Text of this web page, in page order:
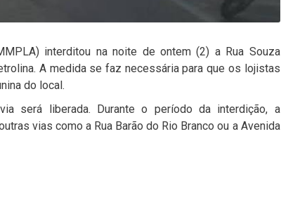
interditou na noite de ontem (2) a Rua Souza
A medida se faz necessária para que os lojistas
do local.
será liberada. Durante o período da interdição, a
vias como a Rua Barão do Rio Branco ou a Avenida